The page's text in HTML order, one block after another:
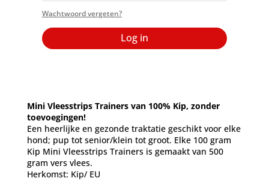
Wachtwoord vergeten?
Log in
Mini Vleesstrips Trainers van 100% Kip, zonder
toevoegingen!
Een heerlijke en gezonde traktatie geschikt voor elke
hond; pup tot senior/klein tot groot. Elke 100 gram
Kip Mini Vleesstrips Trainers is gemaakt van 500
gram vers vlees.
Herkomst: Kip/ EU